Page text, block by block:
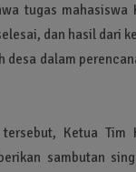
tugas mahasiswa
dan hasil dari
desa dalam
Ketua Tim
sambutan